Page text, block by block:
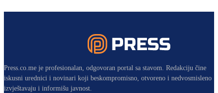
Press.co.me je profesionalan, odgovoran portal sa stavom. Redakciju čine
iskusni urednici i novinari koji beskompromisno, otvoreno i nedvosmisleno
izvještavaju i informišu javnost.